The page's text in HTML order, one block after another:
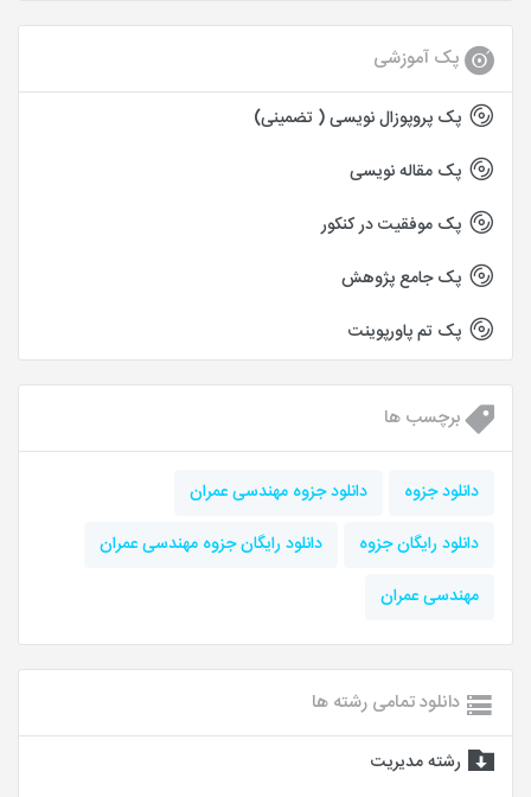
پک آموزشی
پک پروپوزال نویسی ( تضمینی)
پک مقاله نویسی
پک موفقیت در کنکور
پک جامع پژوهش
پک تم پاورپوینت
برچسب ها
دانلود جزوه
دانلود جزوه مهندسی عمران
دانلود رایگان جزوه
دانلود رایگان جزوه مهندسی عمران
مهندسی عمران
دانلود تمامی رشته ها
رشته مدیریت